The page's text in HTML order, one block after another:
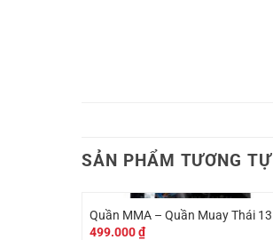
SẢN PHẨM TƯƠNG TỰ
Quần MMA – Quần Muay Thái 13
499.000₫